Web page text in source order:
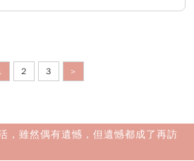
2 3 >
，雖然偶有遺憾，但遺憾都成了再訪